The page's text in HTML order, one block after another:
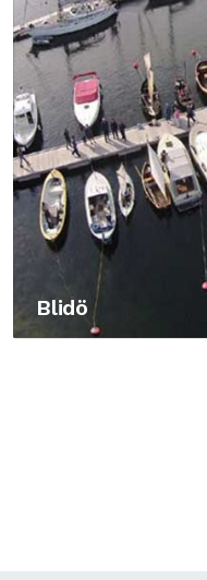
Blidö